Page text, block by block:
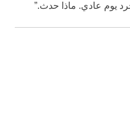
يوم عادي. ماذا حدث.”